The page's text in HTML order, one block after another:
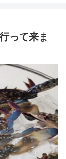
って来ま